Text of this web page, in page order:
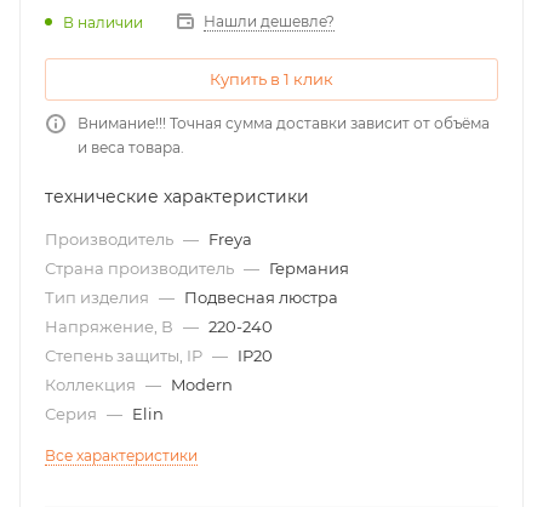
В наличии Нашли дешевле?
Купить в 1 клик
Внимание!!! Точная сумма доставки зависит от объёма
и веса товара.
технические характеристики
Производитель — Freya
Страна производитель — Германия
Тип изделия — Подвесная люстра
Напряжение, В — 220-240
Степень защиты, IP — IP20
Коллекция — Modern
Серия — Elin
Все характеристики